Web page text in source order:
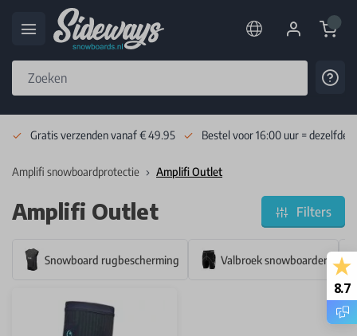
Cart
Gratis verzenden vanaf € 49.95 Bestel voor 16:00 uur = dezelfde
Amplifi snowboardprotectie Amplifi Outlet
Amplifi Outlet Filters
Snowboard rugbescherming Valbroek snowboarden
8.7